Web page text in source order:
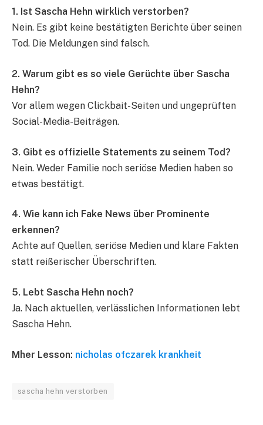
1. Ist Sascha Hehn wirklich verstorben?
Nein. Es gibt keine bestätigten Berichte über seinen
Tod. Die Meldungen sind falsch.
2. Warum gibt es so viele Gerüchte über Sascha
Hehn?
Vor allem wegen Clickbait-Seiten und ungeprüften
Social-Media-Beiträgen.
3. Gibt es offizielle Statements zu seinem Tod?
Nein. Weder Familie noch seriöse Medien haben so
etwas bestätigt.
4. Wie kann ich Fake News über Prominente
erkennen?
Achte auf Quellen, seriöse Medien und klare Fakten
statt reißerischer Überschriften.
5. Lebt Sascha Hehn noch?
Ja. Nach aktuellen, verlässlichen Informationen lebt
Sascha Hehn.
Mher Lesson: nicholas ofczarek krankheit
sascha hehn verstorben